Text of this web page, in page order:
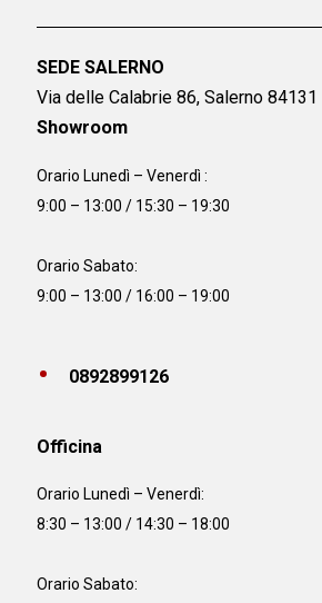
SEDE SALERNO
Via delle Calabrie 86, Salerno 84131
Showroom
Orario Lunedì – Venerdì :
9:00 – 13:00 / 15:30 – 19:30
Orario Sabato:
9:00 – 13:00 / 16:00 – 19:00
0892899126
Officina
Orario Lunedì – Venerdì:
8:30 – 13:00 / 14:30 – 18:00
Orario Sabato: